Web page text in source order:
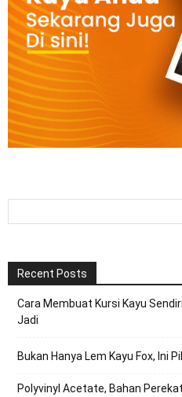
Recent Posts
Cara Membuat Kursi Kayu
Jadi
Bukan Hanya Lem Kayu Fox, Ini
Polyvinyl Acetate, Bahan